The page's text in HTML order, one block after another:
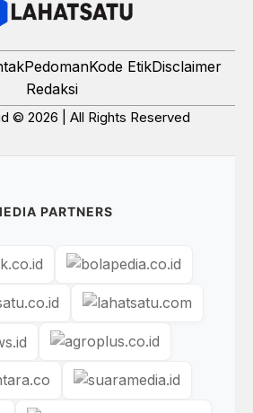
PedomanKode EtikDisclaimer
Redaksi
© 2026 | All Rights Reserved
PARTNERS